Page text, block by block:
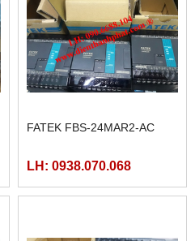
FATEK FBS-24MAR2-AC
LH: 0938.070.068